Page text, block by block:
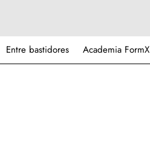
Entre bastidores Academia FormX